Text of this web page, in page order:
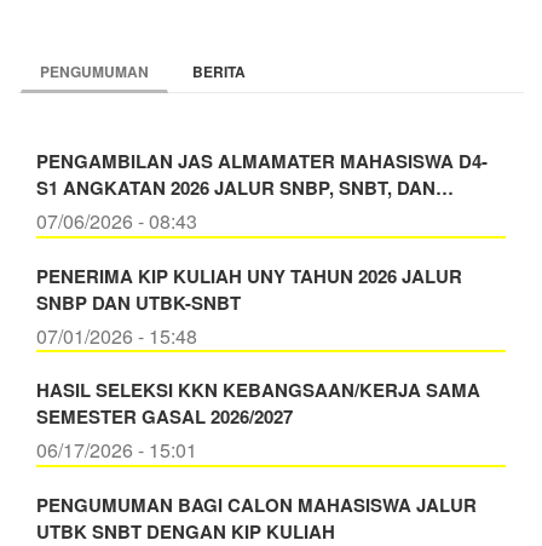
PENGUMUMAN BERITA
PENGAMBILAN JAS ALMAMATER MAHASISWA D4-
S1 ANGKATAN 2026 JALUR SNBP, SNBT, DAN…
07/06/2026 - 08:43
PENERIMA KIP KULIAH UNY TAHUN 2026 JALUR
SNBP DAN UTBK-SNBT
07/01/2026 - 15:48
HASIL SELEKSI KKN KEBANGSAAN/KERJA SAMA
SEMESTER GASAL 2026/2027
06/17/2026 - 15:01
PENGUMUMAN BAGI CALON MAHASISWA JALUR
UTBK SNBT DENGAN KIP KULIAH